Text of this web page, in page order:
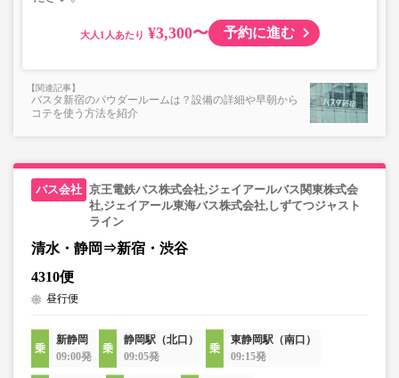
大人 ¥3,300〜 予約に進む
バスタ新宿のパウダールームは？設備の詳細や早朝から
コテを使う方法を紹介
京王電鉄バス株式会社,ジェイアールバス関東株式会
社,ジェイアール東海バス株式会社,しずてつジャスト
ライン
清水・静岡⇒新宿・渋谷
4310便
昼行便
新静岡
09:00発
静岡駅（北口）
09:05発
東静岡駅（南口）
09:15発